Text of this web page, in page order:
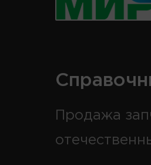
Продажа